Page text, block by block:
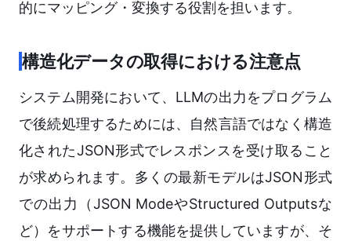
的にマッピング・変換する役割を担います。
構造化データの取得における注意点
システム開発において、LLMの出力をプログラム
で後続処理するためには、自然言語ではなく構造
化されたJSON形式でレスポンスを受け取ること
が求められます。多くの最新モデルはJSON形式
での出力（JSON ModeやStructured Outputsな
ど）をサポートする機能を提供していますが、そ